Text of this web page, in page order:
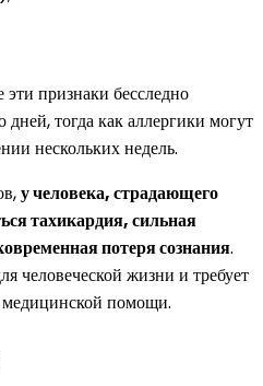
признаки бесследно
дней, тогда как аллергики могут
нескольких недель.
у человека, страдающего
тахикардия, сильная
потеря сознания.
человеческой жизни и требует
медицинской помощи.